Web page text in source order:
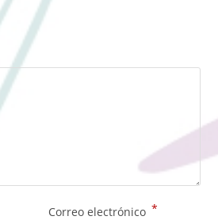
Correo electrónico *